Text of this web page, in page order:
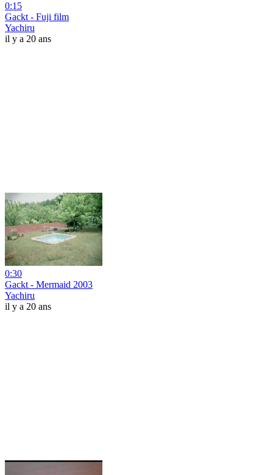
0:15
Gackt - Fuji film
Yachiru
il y a 20 ans
0:30
Gackt - Mermaid 2003
Yachiru
il y a 20 ans